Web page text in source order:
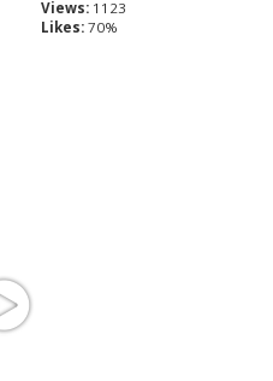
Views: 1123
Likes: 70%